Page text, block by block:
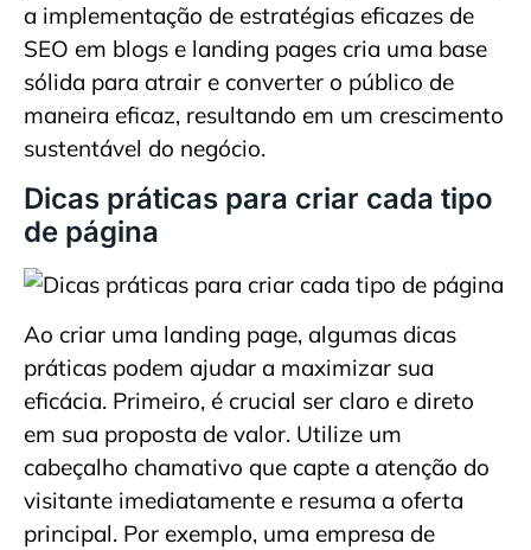
a implementação de estratégias eficazes de
SEO em blogs e landing pages cria uma base
sólida para atrair e converter o público de
maneira eficaz, resultando em um crescimento
sustentável do negócio.
Dicas práticas para criar cada tipo
de página
Ao criar uma landing page, algumas dicas
práticas podem ajudar a maximizar sua
eficácia. Primeiro, é crucial ser claro e direto
em sua proposta de valor. Utilize um
cabeçalho chamativo que capte a atenção do
visitante imediatamente e resuma a oferta
principal. Por exemplo, uma empresa de